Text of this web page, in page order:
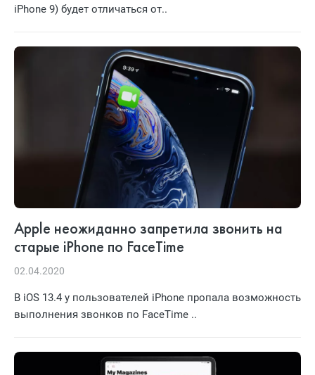
iPhone 9) будет отличаться от..
Apple неожиданно запретила звонить на
старые iPhone по FaceTime
02.04.2020
В iOS 13.4 у пользователей iPhone пропала возможность
выполнения звонков по FaceTime ..